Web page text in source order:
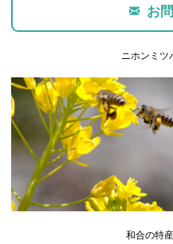
お
ニホンミツ
和合の特